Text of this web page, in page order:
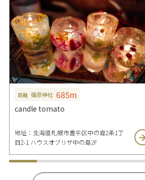
距離 彌彦神社 685m
candle tomato
地址：北海道札幌市豊平区中の島2条1丁
目2-1 ハウスオブリザ中の島2F